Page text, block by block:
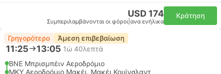
USD 174
Συμπεριλαμβάνονται οι φόροι ανα ενήλικα
Κράτηση
Γρηγορότερο Άμεση επιβεβαίωση
11:25 13:05 1ώ 40λεπτά
BNE Μπρισμπέιν Αεροδρόμιο
MKY Αεροδρόμιο Μακέι, Μακέι Κουίνσλαντ